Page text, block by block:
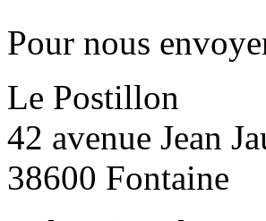
Pour nous
Le Postillon
42 avenue Jean
38600 Fontaine